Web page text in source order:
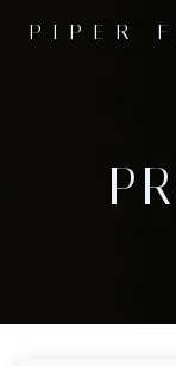
PIPER